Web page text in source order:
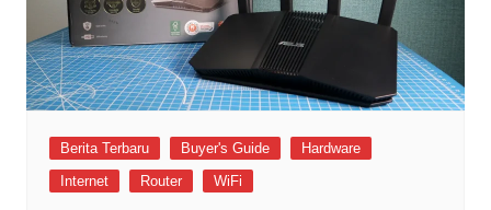
Berita Terbaru Buyer's Guide
Hardware
Internet
Router WiFi